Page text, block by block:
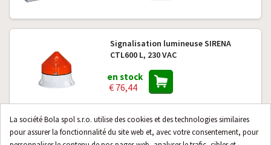
La société Bola spol s.r.o. utilise des cookies et des technologies similaires
pour assurer la fonctionnalité du site web et, avec votre consentement, pour
Signalisation lumineuse SIRENA
CTL600 L, 230 VAC
en stock
€ 76,44
Signalisation sonore SIRENA 24 VDC